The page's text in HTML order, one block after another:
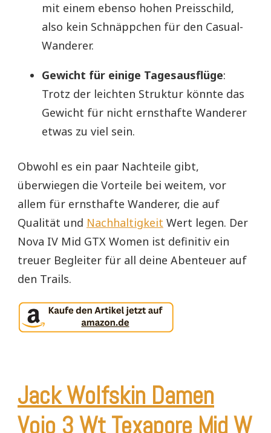
mit einem ebenso hohen Preisschild,
also kein Schnäppchen für den Casual-
Wanderer.
Gewicht für einige Tagesausflüge:
Trotz der leichten Struktur könnte das
Gewicht für nicht ernsthafte Wanderer
etwas zu viel sein.
Obwohl es ein paar Nachteile gibt,
überwiegen die Vorteile bei weitem, vor
allem für ernsthafte Wanderer, die auf
Qualität und Nachhaltigkeit Wert legen. Der
Nova IV Mid GTX Women ist definitiv ein
treuer Begleiter für all deine Abenteuer auf
den Trails.
Jack Wolfskin Damen
Vojo 3 Wt Texapore Mid W